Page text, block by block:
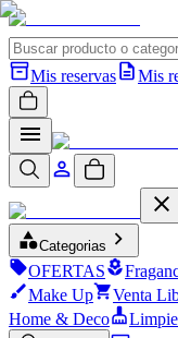
Mis reservas Mis
Categorias
OFERTAS
Make Up
Venta
Home & Deco